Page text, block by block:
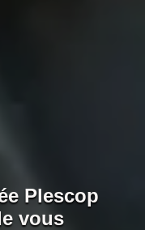
Plescop
vous